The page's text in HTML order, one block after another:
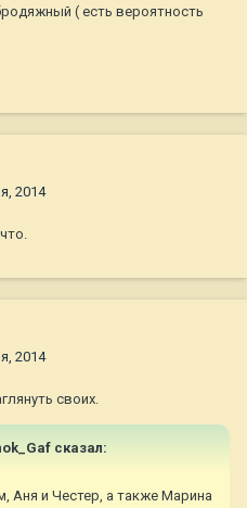
( есть вероятность
2014
2014
своих.
сказал:
Аня и Честер, а также Марина